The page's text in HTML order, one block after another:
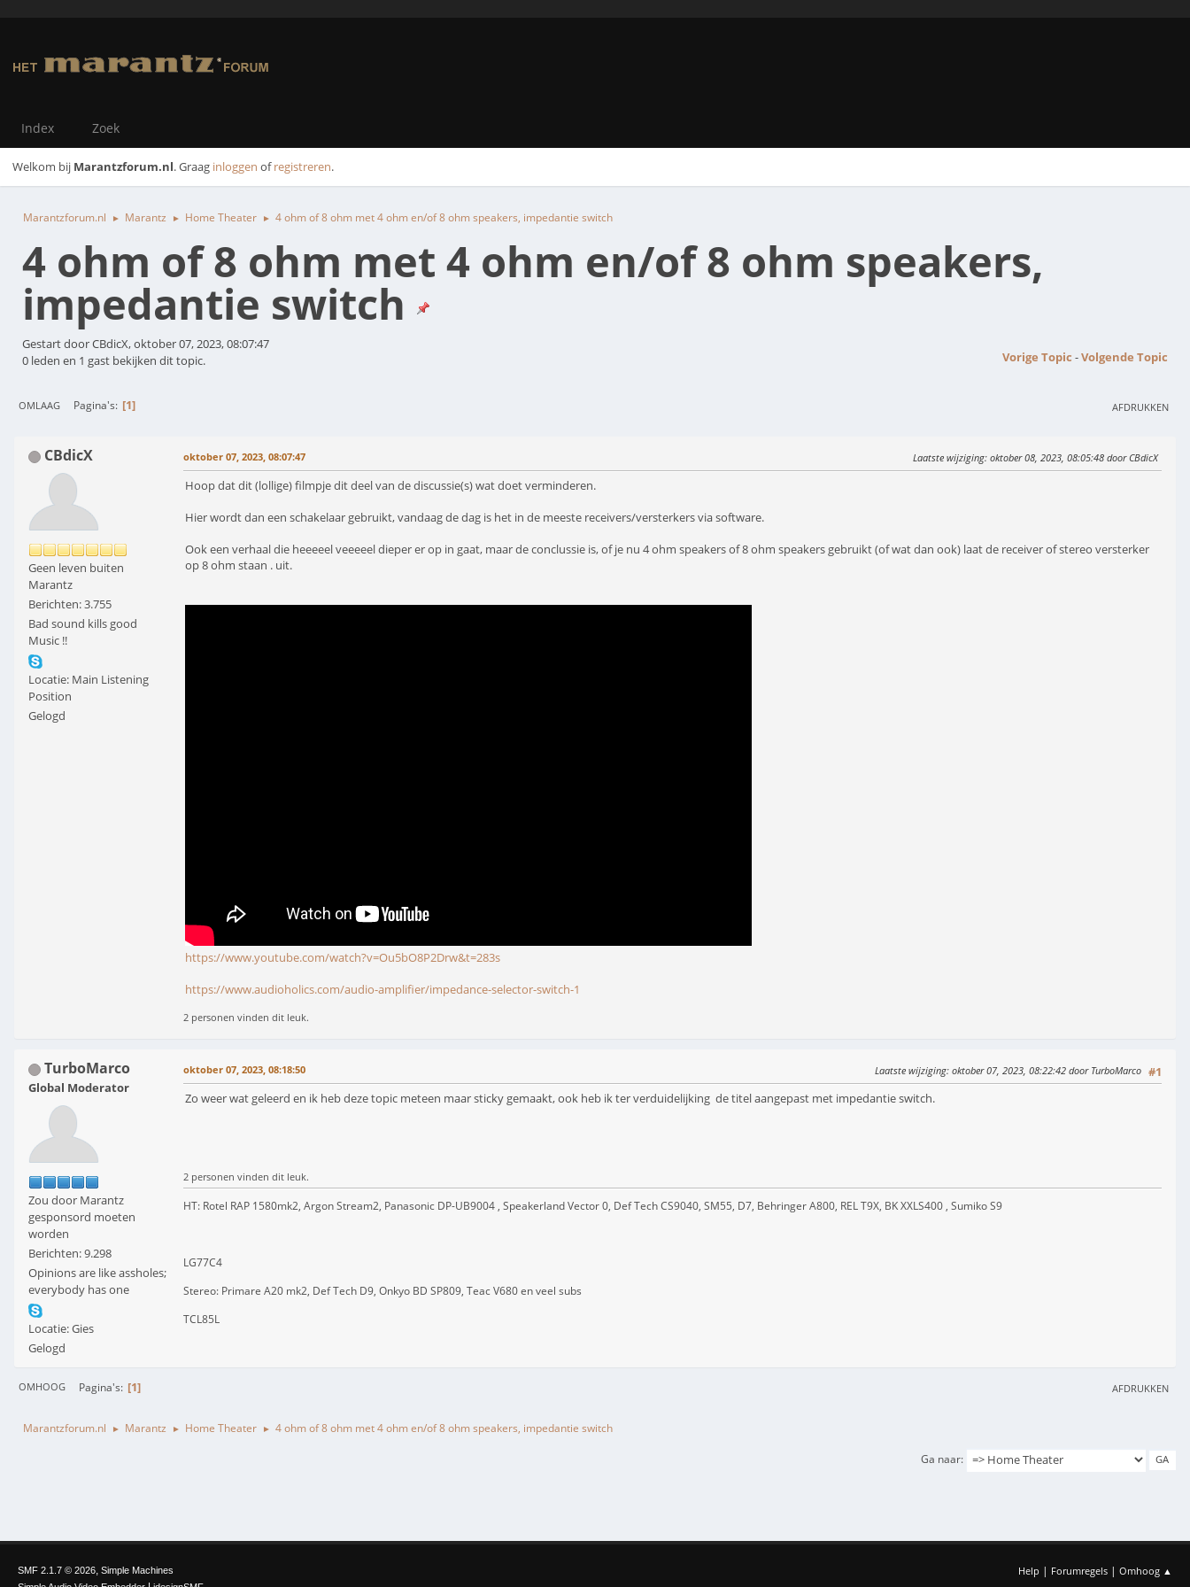
Index Zoek
Welkom bij Marantzforum.nl. Graag inloggen ofregistreren.
Marantzforum.nl ► Marantz ► Home Theater ► 4 ohm of 8 ohm met 4 ohm en/of 8 ohm speakers, impedantie switch
4 ohm of 8 ohm met 4 ohm en/of 8 ohm speakers,
impedantie switch
Gestart door CBdicX, oktober 07, 2023, 08:07:47
Vorige Topic -Volgende Topic
0 leden en 1 gast bekijken dit topic.
AFDRUKKEN
OMLAAG Pagina's 1
CBdicX
Geen leven buiten
Marantz
Berichten: 3.755
Bad sound kills good
Music !!
Locatie: Main Listening
Position
Gelogd
oktober 07, 2023, 08:07:47 Laatste wijziging: oktober 08, 2023, 08:05:48 door CBdicX
Hoop dat dit (lollige) filmpje dit deel van de discussie(s) wat doet verminderen.
Hier wordt dan een schakelaar gebruikt, vandaag de dag is het in de meeste receivers/versterkers via software.
Ook een verhaal die heeeeel veeeeel dieper er op in gaat, maar de conclussie is, of je nu 4 ohm speakers of 8 ohm speakers gebruikt (of wat dan ook) laat de receiver of stereo versterker
op 8 ohm staan . uit.
https://www.youtube.com/watch?v=Ou5bO8P2Drw&t=283s
https://www.audioholics.com/audio-amplifier/impedance-selector-switch-1
2 personen vinden dit leuk.
TurboMarco
Global Moderator
Zou door Marantz
gesponsord moeten
worden
Berichten: 9.298
Opinions are like assholes;
everybody has one
Locatie: Gies
Gelogd
#1
oktober 07, 2023, 08:18:50 Laatste wijziging: oktober 07, 2023, 08:22:42 door TurboMarco
Zo weer wat geleerd en ik heb deze topic meteen maar sticky gemaakt, ook heb ik ter verduidelijking de titel aangepast met impedantie switch.
2 personen vinden dit leuk.
HT: Rotel RAP 1580mk2, Argon Stream2, Panasonic DP-UB9004 , Speakerland Vector 0, Def Tech CS9040, SM55, D7, Behringer A800, REL T9X, BK XXLS400 , Sumiko S9
LG77C4
Stereo: Primare A20 mk2, Def Tech D9, Onkyo BD SP809, Teac V680 en veel subs
TCL85L
AFDRUKKEN
OMHOOG Pagina's 1
Marantzforum.nl ► Marantz ► Home Theater ► 4 ohm of 8 ohm met 4 ohm en/of 8 ohm speakers, impedantie switch
Ga naar
Help | Forumregels | Omhoog ▲
SMF 2.1.7 © 2026, Simple Machines